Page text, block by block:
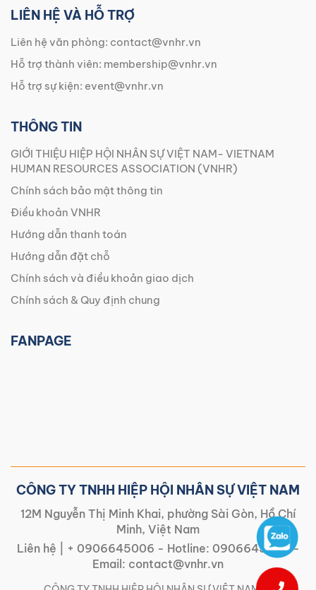
LIÊN HỆ VÀ HỖ TRỢ
Liên hệ văn phòng: contact@vnhr.vn
Hỗ trợ thành viên: membership@vnhr.vn
Hỗ trợ sự kiện: event@vnhr.vn
THÔNG TIN
GIỚI THIỆU HIỆP HỘI NHÂN SỰ VIỆT NAM- VIETNAM
HUMAN RESOURCES ASSOCIATION (VNHR)
Chính sách bảo mật thông tin
Điều khoản VNHR
Hướng dẫn thanh toán
Hướng dẫn đặt chỗ
Chính sách và điều khoản giao dịch
Chính sách & Quy định chung
FANPAGE
CÔNG TY TNHH HIỆP HỘI NHÂN SỰ VIỆT NAM
12M Nguyễn Thị Minh Khai, phường Sài Gòn, Hồ Chí
Minh, Việt Nam
Liên hệ |
+ 0906645006 - Hotline: 0906645006-
Email: contact@vnhr.vn